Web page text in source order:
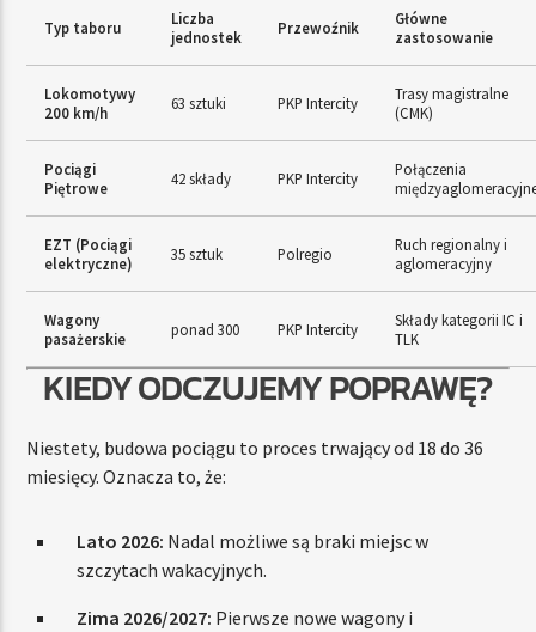
Typ taboru
Liczba
jednostek
Przewoźnik
Główne
zastosowanie
Lokomotywy
200 km/h
63 sztuki PKP Intercity
Trasy magistralne
(CMK)
Pociągi
Piętrowe
42 składy PKP Intercity
Połączenia
EZT (Pociągi
elektryczne)
35 sztuk Polregio
Ruch regionalny i
aglomeracyjny
Wagony
pasażerskie
ponad 300 PKP Intercity
Składy kategorii IC i
TLK
KIEDY ODCZUJEMY POPRAWĘ?
Niestety, budowa pociągu to proces trwający od 18 do 36
miesięcy. Oznacza to, że:
Lato 2026: Nadal możliwe są braki miejsc w
szczytach wakacyjnych.
Zima 2026/2027: Pierwsze nowe wagony i